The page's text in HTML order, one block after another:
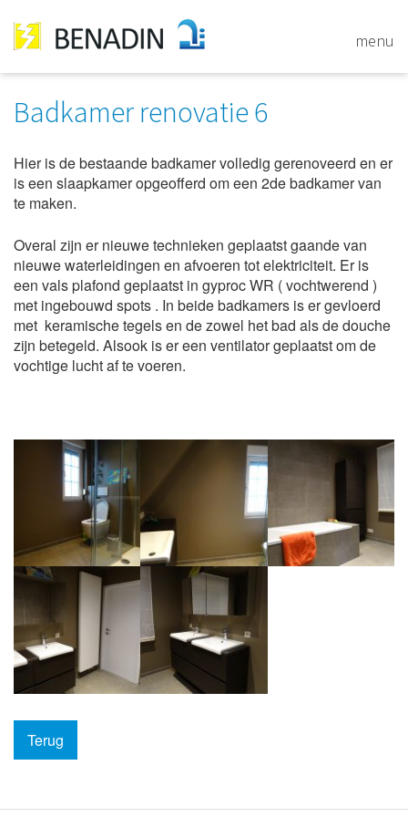
content
menu
Badkamer renovatie 6
Hier is de bestaande badkamer volledig gerenoveerd en er
is een slaapkamer opgeofferd om een 2de badkamer van
te maken.
Overal zijn er nieuwe technieken geplaatst gaande van
nieuwe waterleidingen en afvoeren tot elektriciteit. Er is
een vals plafond geplaatst in gyproc WR ( vochtwerend )
met ingebouwd spots . In beide badkamers is er gevloerd
met keramische tegels en de zowel het bad als de douche
zijn betegeld. Alsook is er een ventilator geplaatst om de
vochtige lucht af te voeren.
Terug